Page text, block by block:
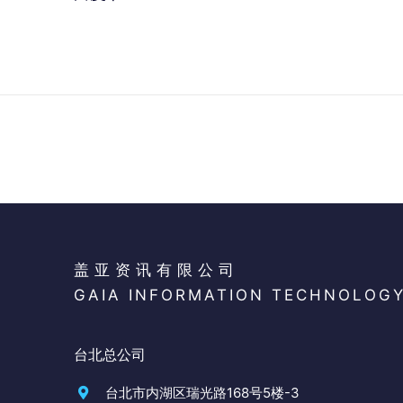
盖亚资讯有限公司
GAIA INFORMATION
台北总公司
台北市内湖区瑞光路168号5楼-3